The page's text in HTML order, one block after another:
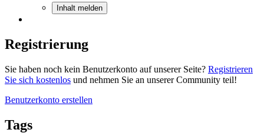
Inhalt melden
Registrierung
Sie haben noch kein Benutzerkonto auf unserer Seite? Registrieren
Sie sich kostenlos und nehmen Sie an unserer Community teil!
Benutzerkonto erstellen
Tags